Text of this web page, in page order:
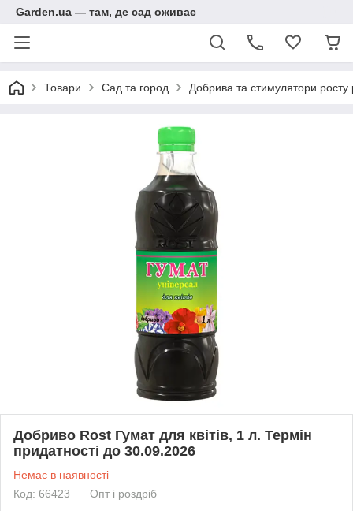
Garden.ua — там, де сад оживає
Товари Сад та город Добрива та стимулятори росту
Добриво Rost Гумат для квітів, 1 л. Термін
придатності до 30.09.2026
Немає в наявності
Код: 66423
Опт і роздріб